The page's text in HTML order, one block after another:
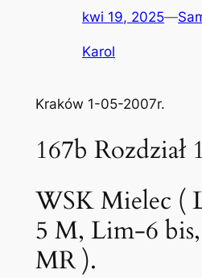
kwi 19, 2025—
Karol
Kraków 1-05-2007r.
167b Rozdział
WSK Mielec (
5 M, Lim-6
MR ).